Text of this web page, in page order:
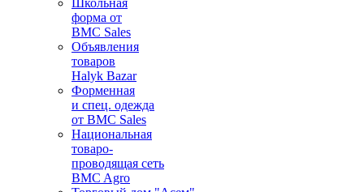
Школьная
форма от
BMC Sales
Объявления
товаров
Halyk Bazar
Форменная
и спец. одежда
от BMC Sales
Национальная
товаро-
проводящая сеть
BMC Agro